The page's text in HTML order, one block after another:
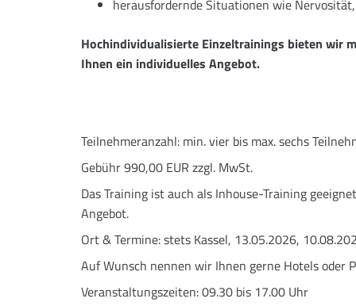
herausfordernde Situationen wie
Hochindividualisierte Einzeltrainings bieten wir
Ihnen ein individuelles Angebot.
Teilnehmeranzahl: min. vier bis max. sechs
Gebühr990,00 EUR zzgl. MwSt.
Das Training ist auch als Inhouse-Training
Angebot.
Ort & Termine:stets Kassel, 13.05.2026,
Auf Wunsch nennen wir Ihnen gerne Hotels oder
Veranstaltungszeiten:09.30 bis 17.00 Uhr